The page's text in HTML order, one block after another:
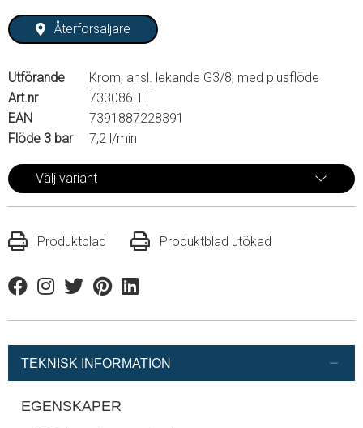
Återförsäljare
Utförande
Krom, ansl. lekande G3/8, med plusflöde
Art.nr
733086.TT
EAN
7391887228391
Flöde 3 bar
7,2 l/min
Välj variant
Produktblad Produktblad utökad
FacebookInstagram
TwitterPinterestLinkedin
TEKNISK INFORMATION
EGENSKAPER